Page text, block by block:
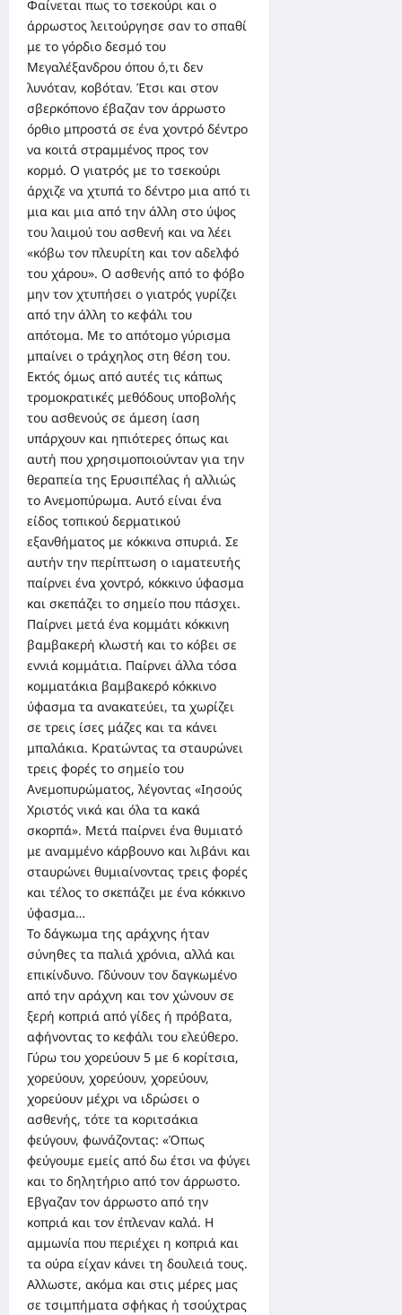
Φαίνεται πως το τσεκούρι και ο
άρρωστος λειτούργησε σαν το σπαθί
με το γόρδιο δεσμό του
Μεγαλέξανδρου όπου ό,τι δεν
λυνόταν, κοβόταν. Έτσι και στον
σβερκόπονο έβαζαν τον άρρωστο
όρθιο μπροστά σε ένα χοντρό δέντρο
να κοιτά στραμμένος προς τον
κορμό. Ο γιατρός με το τσεκούρι
άρχιζε να χτυπά το δέντρο μια από τι
μια και μια από την άλλη στο ύψος
του λαιμού του ασθενή και να λέει
«κόβω τον πλευρίτη και τον αδελφό
του χάρου». Ο ασθενής από το φόβο
μην τον χτυπήσει ο γιατρός γυρίζει
από την άλλη το κεφάλι του
απότομα. Με το απότομο γύρισμα
μπαίνει ο τράχηλος στη θέση του.
Εκτός όμως από αυτές τις κάπως
τρομοκρατικές μεθόδους υποβολής
του ασθενούς σε άμεση ίαση
υπάρχουν και ηπιότερες όπως και
αυτή που χρησιμοποιούνταν για την
θεραπεία της Ερυσιπέλας ή αλλιώς
το Ανεμοπύρωμα. Αυτό είναι ένα
είδος τοπικού δερματικού
εξανθήματος με κόκκινα σπυριά. Σε
αυτήν την περίπτωση ο ιαματευτής
παίρνει ένα χοντρό, κόκκινο ύφασμα
και σκεπάζει το σημείο που πάσχει.
Παίρνει μετά ένα κομμάτι κόκκινη
βαμβακερή κλωστή και το κόβει σε
εννιά κομμάτια. Παίρνει άλλα τόσα
κομματάκια βαμβακερό κόκκινο
ύφασμα τα ανακατεύει, τα χωρίζει
σε τρεις ίσες μάζες και τα κάνει
μπαλάκια. Κρατώντας τα σταυρώνει
τρεις φορές το σημείο του
Ανεμοπυρώματος, λέγοντας «Ιησούς
Χριστός νικά και όλα τα κακά
σκορπά». Μετά παίρνει ένα θυμιατό
με αναμμένο κάρβουνο και λιβάνι και
σταυρώνει θυμιαίνοντας τρεις φορές
και τέλος το σκεπάζει με ένα κόκκινο
ύφασμα…
Το δάγκωμα της αράχνης ήταν
σύνηθες τα παλιά χρόνια, αλλά και
επικίνδυνο. Γδύνουν τον δαγκωμένο
από την αράχνη και τον χώνουν σε
ξερή κοπριά από γίδες ή πρόβατα,
αφήνοντας το κεφάλι του ελεύθερο.
Γύρω του χορεύουν 5 με 6 κορίτσια,
χορεύουν, χορεύουν, χορεύουν,
χορεύουν μέχρι να ιδρώσει ο
ασθενής, τότε τα κοριτσάκια
φεύγουν, φωνάζοντας: «Όπως
φεύγουμε εμείς από δω έτσι να φύγει
και το δηλητήριο από τον άρρωστο.
Εβγαζαν τον άρρωστο από την
κοπριά και τον έπλεναν καλά. Η
αμμωνία που περιέχει η κοπριά και
τα ούρα είχαν κάνει τη δουλειά τους.
Αλλωστε, ακόμα και στις μέρες μας
σε τσιμπήματα σφήκας ή τσούχτρας